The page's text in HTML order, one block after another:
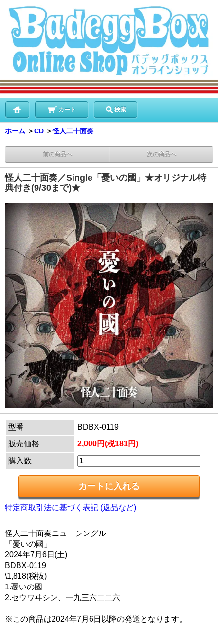
カート 検索
ホーム ＞CD ＞怪人二十面奏
前の商品へ 次の商品へ
怪人二十面奏／Single「憂いの國」★オリジナル特
典付き(9/30まで)★
型番
BDBX-0119
販売価格
2,000円(税181円)
購入数
特定商取引法に基づく表記 (返品など)
怪人二十面奏ニューシングル
「憂いの國」
2024年7月6日(土)
BDBX-0119
\1,818(税抜)
1.憂いの國
2.セウワヰシン、一九三六二二六
※この商品は2024年7月6日以降の発送となります。